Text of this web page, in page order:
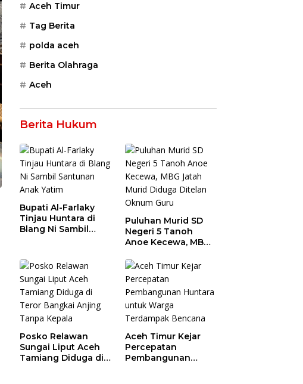
Aceh Timur
Tag Berita
polda aceh
Berita Olahraga
Aceh
Berita Hukum
Bupati Al-Farlaky
Tinjau Huntara di
Blang Ni Sambil
Puluhan Murid SD
Negeri 5 Tanoh
Anoe Kecewa, MBG
Ditelan Oknum Guru
Posko Relawan
Sungai Liput Aceh
Tamiang Diduga di
Aceh Timur Kejar
Percepatan
Pembangunan